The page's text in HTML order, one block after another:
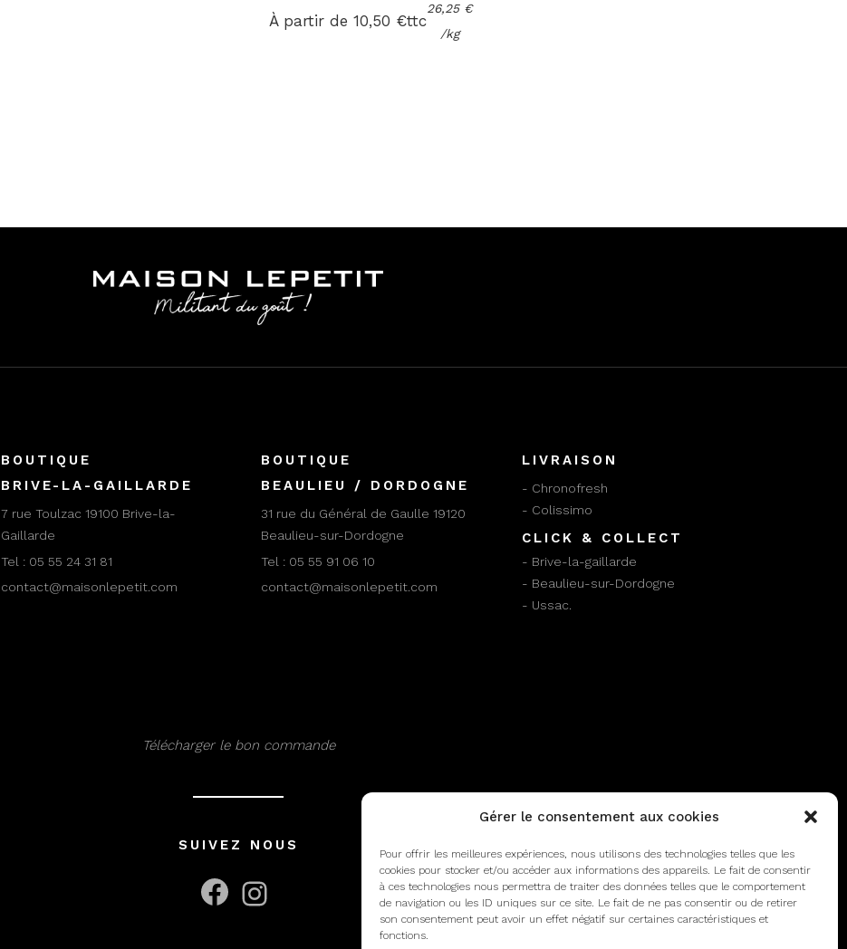
Gérer le consentement aux cookies
Pour offrir les meilleures expériences, nous utilisons des technologies telles que les
cookies pour stocker et/ou accéder aux informations des appareils. Le fait de consentir
à ces technologies nous permettra de traiter des données telles que le comportement
de navigation ou les ID uniques sur ce site. Le fait de ne pas consentir ou de retirer
son consentement peut avoir un effet négatif sur certaines caractéristiques et
fonctions.
À partir de 10,50 €ttc
26,25 €
/kg
BOUTIQUE
BRIVE-LA-GAILLARDE
7 rue Toulzac 19100 Brive-la-
Gaillarde
Tel : 05 55 24 31 81
contact@maisonlepetit.com
BOUTIQUE
BEAULIEU / DORDOGNE
31 rue du Général de Gaulle 19120
Beaulieu-sur-Dordogne
Tel : 05 55 91 06 10
contact@maisonlepetit.com
LIVRAISON
- Chronofresh
- Colissimo
CLICK & COLLECT
- Brive-la-gaillarde
- Beaulieu-sur-Dordogne
- Ussac.
Télécharger le bon commande
SUIVEZ NOUS
Facebook
Instagram